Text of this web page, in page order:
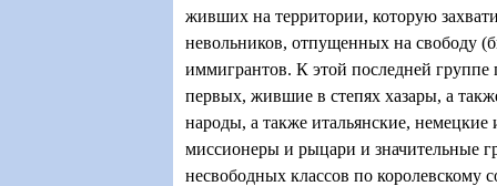
живших на территории, которую
невольников, отпущенных на свободу
иммигрантов. К этой последней группе
первых, жившие в степях хазары, а
народы, а также итальянские, немецкие
миссионеры и рыцари и значительные
несвободных классов по королевскому